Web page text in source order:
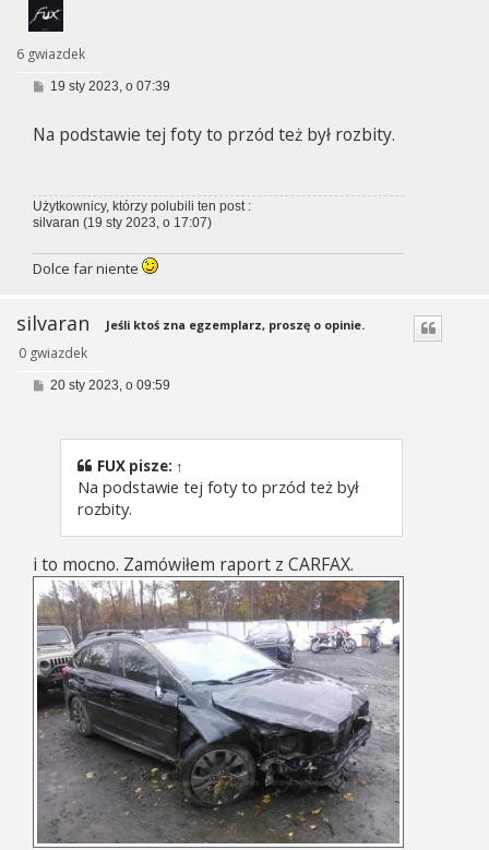
6 gwiazdek
P
t
19 sty 2023, o 07:39
Na podstawie tej foty to przód też był rozbity.
Użytkownicy, którzy polubili ten post :
silvaran (19 sty 2023, o 17:07)
Dolce far niente
silvaran
0 gwiazdek
Jeśli ktoś zna egzemplarz, proszę o opinie.
P20 sty 2023, o 09:59
FUX pisze: ↑
Na podstawie tej foty to przód też był
rozbity.
i to mocno. Zamówiłem raport z CARFAX.